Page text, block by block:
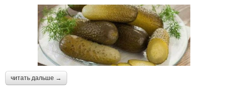
читать дальше →